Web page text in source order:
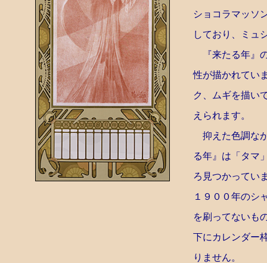
ショコラマッソ
しており、ミュ
『来たる年』
性が描かれてい
ク、ムギを描い
えられます。
抑えた色調な
る年』は「タマ
ろ見つかってい
１９００年のシ
を刷ってないも
下にカレンダー
りません。